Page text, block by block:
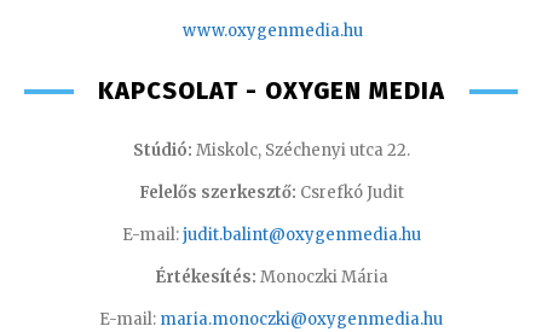
www.oxygenmedia.hu
KAPCSOLAT - OXYGEN MEDIA
Stúdió: Miskolc, Széchenyi utca 22.
Felelős szerkesztő: Csrefkó Judit
E-mail:judit.balint@oxygenmedia.hu
Értékesítés: Monoczki Mária
E-mail: maria.monoczki@oxygenmedia.hu